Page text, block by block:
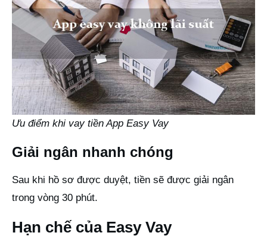
Ưu điểm khi vay tiền App Easy Vay
Giải ngân nhanh chóng
Sau khi hồ sơ được duyệt, tiền sẽ được giải ngân
trong vòng 30 phút.
Hạn chế của Easy Vay